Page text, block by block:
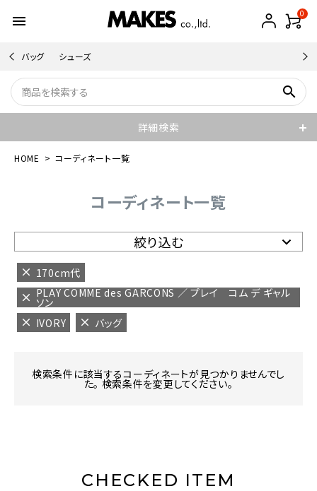
menu 0
バッグ シューズ
search
詳細検索
HOME コーディネート一覧
コーディネート一覧
絞り込む
170cm代
PLAY COMME des GARCONS ／ プレイ コム デ ギャル
ソン
IVORY
バッグ
検索条件に該当するコーディネートが見つかりませんでし
た。 検索条件を変更してください。
CHECKED ITEM